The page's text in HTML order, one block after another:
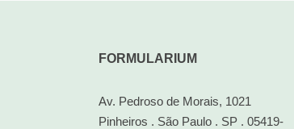
FORMULARIUM
Av. Pedroso de Morais, 1021
Pinheiros . São Paulo . SP . 05419-